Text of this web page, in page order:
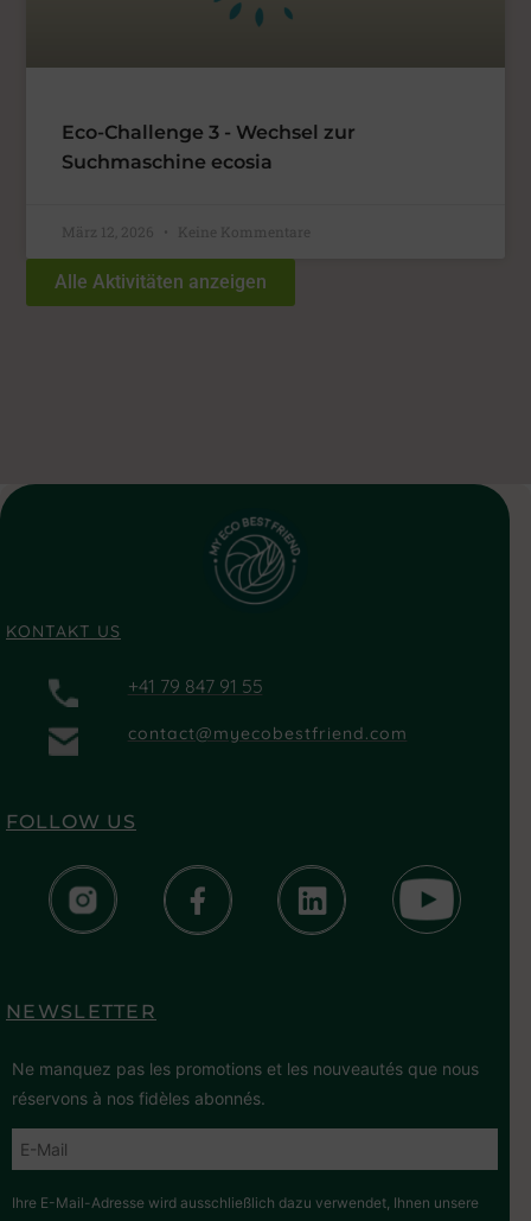
Eco-Challenge 3 - Wechsel zur
Suchmaschine ecosia
März 12, 2026 Keine Kommentare
Alle Aktivitäten anzeigen
KONTAKT US
+41 79 847 91 55
contact@myecobestfriend.com
FOLLOW US
NEWSLETTER
Ne manquez pas les promotions et les nouveautés que nous
réservons à nos fidèles abonnés.
Ihre E-Mail-Adresse wird ausschließlich dazu verwendet, Ihnen unsere